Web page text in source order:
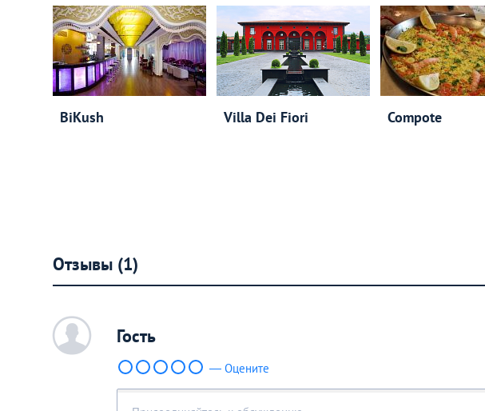
BiKush Villa Dei Fiori Compote
Отзывы (1)
c Гость
— Оцените